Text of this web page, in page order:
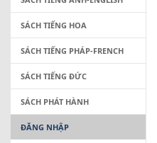
SÁCH TIẾNG HOA
SÁCH TIẾNG PHÁP-FRENCH
SÁCH TIẾNG ĐỨC
SÁCH PHÁT HÀNH
ĐĂNG NHẬP